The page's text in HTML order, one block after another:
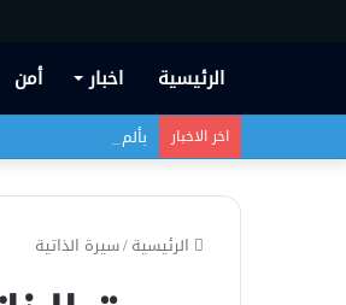
الرئيسية اخبار أمن
اخر الاخبار بألم وإجلال..
الرئيسية/سيرة الذاتية